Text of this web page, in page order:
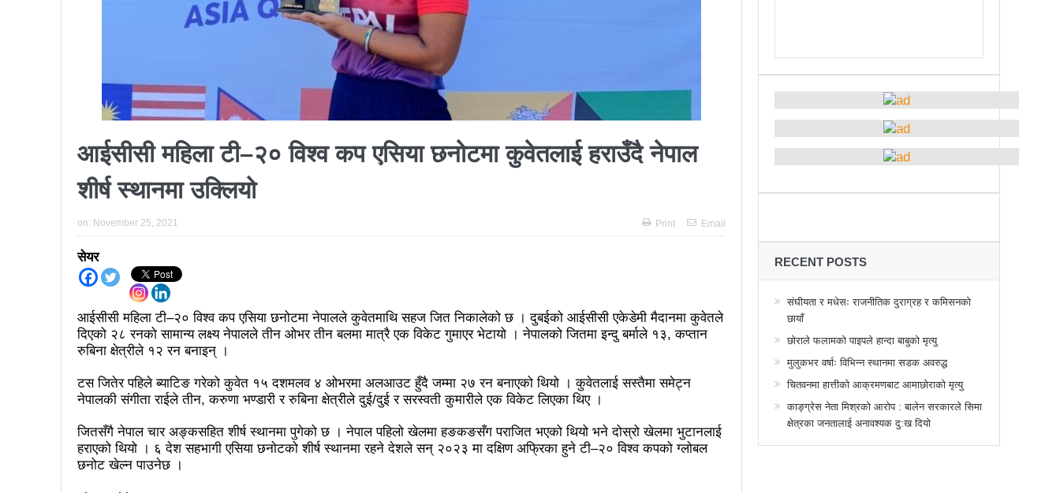
फोहोरमैला व्यवस्थापन संघ नेपालको अध्यक्षमा नुवाकोटका घिमिरे निर्वाचित
समाचार हटाउने अदालतको आदेश र पत्रकार पक्राउ पुर्जीबारे काउन्सिल सुक्ष्म अध्ययनमा
लोकतान्त्रिक सहिद सन्तति वृत्ति कोष स्थापनाः सहिदका बालबालिकाको शिक्षामा खर्च हुने
नवलपरासी काठमाडौँ सम्पर्क समन्वय समितिको अध्यक्षमा विश्वकर्मा
राजावादीको आन्दोलनः आगलागीमा पत्रकारको मृत्यु
कर्फ्यु लागे पनि तीनकुने क्षेत्र अझै अशान्तः सडकमा सेना परिचालन
राजावादीको प्रदर्शन थप उग्रः केही स्थानमा कर्फ्यु आदेश
काठमाडौँमा माओवादीको नेतृत्वमा विशाल जनप्रदर्शन
राजावादी र प्रहरीबिच झडपः तीनकुने-वानेश्वर क्षेत्र तनावग्रस्त
लव प्याकुरेलद्वारा निर्देशित वृत्तचित्र ‘गर्ल्स रिराइटिङ डेस्टीनी’ लाई अडियन्स च्वाइस अवार्ड
हानलाई मजदुर संगठनहरुको ध्यानाकर्षण पत्र, देशैभर अभियानात्मक कार्यक्रम
सहिद स्मृति दिवसमा माओवादी बेलकोटगढी नगरद्वारा वैचारिक, राजनीतिक कार्यशाला
३ महिनामा प्रेस स्वतन्त्रता हननका १३ घटना
काउन्सिलद्वारा ४ वटा सञ्चार माध्यमको कालोसूची फुकुवा, ३ वटा सूचीकरणबाट हटे
इन्द्रेश्वर युवा समाजद्वारा बेलकोटगढीका ५ विद्यालयमा छात्रवृत्ति वितरण
सकियो चितवन महोत्सव : ५ लाख सहभागि, ३० करोडको कारोबार
बाघले झम्टिँदा मोटरसाइकलमा सवार दुई जना घाइते
टोखामा कर्जा सदुपयोगिता सम्बन्धी अन्तरक्रिया
एकाबिहानै चीनमा भुकम्पः नेपालमा कडा धक्का महसुस
बिद्यार्थीलाई चलचित्र सिकाउँदै बागमती प्रदेश सरकार
भोलि चितवनमा माओवादीको विशाल सभा: प्रचण्डले सम्बोधन गर्ने
उपनिर्वाचन २०८१: एमालेभन्दा माओवादी प्रभावशाली
आईसीसी महिला टी–२० विश्व कप एसिया छनोटमा कुवेतलाई हराउँदै नेपाल
शीर्ष स्थानमा उक्लियो
on: November 25, 2021 Print Email
सेयर
आईसीसी महिला टी–२० विश्व कप एसिया छनोटमा नेपालले कुवेतमाथि सहज जित निकालेको छ । दुबईको आईसीसी एकेडेमी मैदानमा कुवेतले
दिएको २८ रनको सामान्य लक्ष्य नेपालले तीन ओभर तीन बलमा मात्रै एक विकेट गुमाएर भेटायो । नेपालको जितमा इन्दु बर्माले १३, कप्तान
रुबिना क्षेत्रीले १२ रन बनाइन् ।
टस जितेर पहिले ब्याटिङ गरेको कुवेत १५ दशमलव ४ ओभरमा अलआउट हुँदै जम्मा २७ रन बनाएको थियो । कुवेतलाई सस्तैमा समेट्न
नेपालकी संगीता राईले तीन, करुणा भण्डारी र रुबिना क्षेत्रीले दुई/दुई र सरस्वती कुमारीले एक विकेट लिएका थिए ।
जितसँगै नेपाल चार अङ्कसहित शीर्ष स्थानमा पुगेको छ । नेपाल पहिलो खेलमा हङकङसँग पराजित भएको थियो भने दोस्रो खेलमा भुटानलाई
हराएको थियो । ६ देश सहभागी एसिया छनाेटको शीर्ष स्थानमा रहने देशले सन् २०२३ मा दक्षिण अफ्रिका हुने टी–२० विश्व कपको ग्लोबल
छनोट खेल्न पाउनेछ ।
RECENT POSTS
संघीयता र मधेसः राजनीतिक दुराग्रह र कमिसनको
छायाँ
छोराले फलामको पाइपले हान्दा बाबुको मृत्यु
मुलुकभर वर्षाः विभिन्न स्थानमा सडक अवरुद्ध
चितवनमा हात्तीको आक्रमणबाट आमाछोराको मृत्यु
काङ्ग्रेस नेता मिश्रको आरोप : बालेन सरकारले सिमा
क्षेत्रका जनतालाई अनावश्यक दु:ख दियो